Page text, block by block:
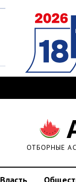
ОТБОРНЫЕ